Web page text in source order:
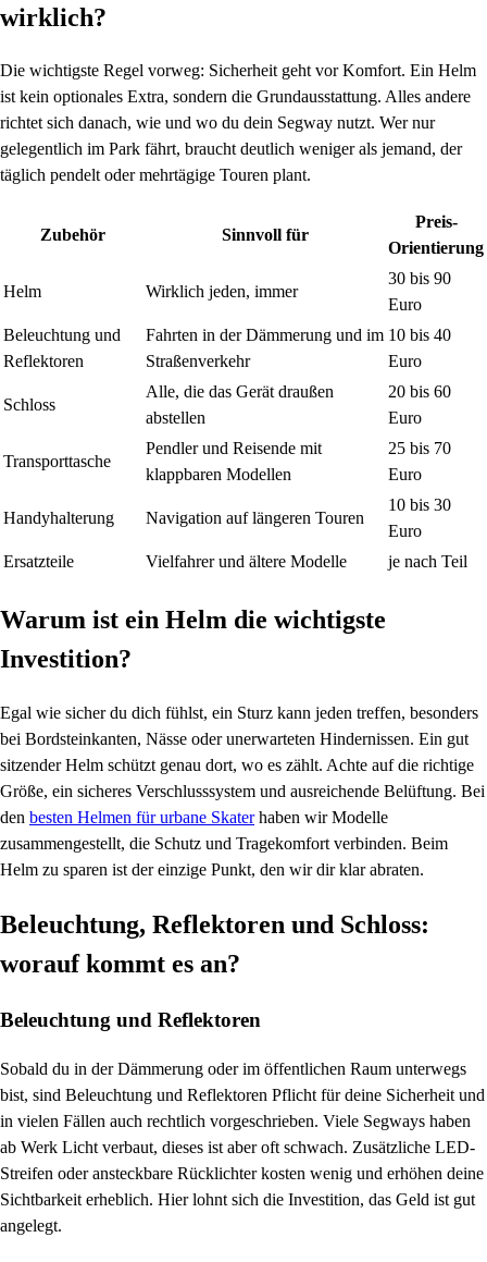
wirklich?
Die wichtigste Regel vorweg: Sicherheit geht vor Komfort. Ein Helm
ist kein optionales Extra, sondern die Grundausstattung. Alles andere
richtet sich danach, wie und wo du dein Segway nutzt. Wer nur
gelegentlich im Park fährt, braucht deutlich weniger als jemand, der
täglich pendelt oder mehrtägige Touren plant.
Zubehör Sinnvoll für
Preis-
Orientierung
Helm Wirklich jeden, immer
30 bis 90
Euro
Beleuchtung und
Reflektoren
Fahrten in der Dämmerung und im
Straßenverkehr
10 bis 40
Euro
Schloss
Alle, die das Gerät draußen
abstellen
20 bis 60
Euro
Transporttasche
Pendler und Reisende mit
klappbaren Modellen
25 bis 70
Euro
Handyhalterung Navigation auf längeren Touren
10 bis 30
Euro
Ersatzteile
Vielfahrer und ältere Modelle je nach Teil
Warum ist ein Helm die wichtigste
Investition?
Egal wie sicher du dich fühlst, ein Sturz kann jeden treffen, besonders
bei Bordsteinkanten, Nässe oder unerwarteten Hindernissen. Ein gut
sitzender Helm schützt genau dort, wo es zählt. Achte auf die richtige
Größe, ein sicheres Verschlusssystem und ausreichende Belüftung. Bei
den besten Helmen für urbane Skaterhaben wir Modelle
zusammengestellt, die Schutz und Tragekomfort verbinden. Beim
Helm zu sparen ist der einzige Punkt, den wir dir klar abraten.
Beleuchtung, Reflektoren und Schloss:
worauf kommt es an?
Beleuchtung und Reflektoren
Sobald du in der Dämmerung oder im öffentlichen Raum unterwegs
bist, sind Beleuchtung und Reflektoren Pflicht für deine Sicherheit und
in vielen Fällen auch rechtlich vorgeschrieben. Viele Segways haben
ab Werk Licht verbaut, dieses ist aber oft schwach. Zusätzliche LED-
Streifen oder ansteckbare Rücklichter kosten wenig und erhöhen deine
Sichtbarkeit erheblich. Hier lohnt sich die Investition, das Geld ist gut
angelegt.